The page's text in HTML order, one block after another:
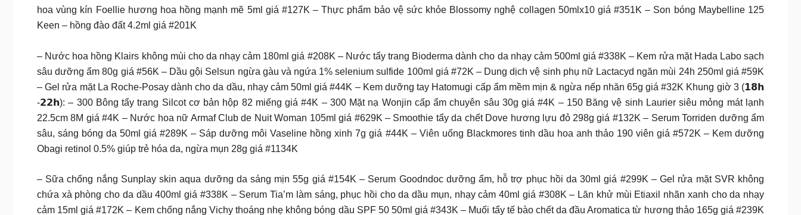
hoa vùng kín Foellie hương hoa hồng mạnh mẽ 5ml giá #127K – Thực phẩm bảo vệ sức khỏe Blossomy nghệ collagen 50mlx10 giá #351K – Son bóng Maybelline 125
Keen – hồng đào đất 4.2ml giá #201K
– Nước hoa hồng Klairs không mùi cho da nhạy cảm 180ml giá #208K – Nước tẩy trang Bioderma dành cho da nhạy cảm 500ml giá #338K – Kem rửa mặt Hada Labo sạch
sâu dưỡng ẩm 80g giá #56K – Dầu gội Selsun ngừa gàu và ngứa 1% selenium sulfide 100ml giá #72K – Dung dịch vệ sinh phụ nữ Lactacyd ngăn mùi 24h 250ml giá #59K
– Gel rửa mặt La Roche-Posay dành cho da dầu, nhạy cảm 50ml giá #44K – Kem dưỡng tay Hatomugi cấp ẩm mềm mịn & ngừa nếp nhăn 65g giá #32K Khung giờ 3 (𝟭𝟴𝗵
-𝟮𝟮𝗵): – 300 Bông tẩy trang Silcot cơ bản hộp 82 miếng giá #4K – 300 Mặt nạ Wonjin cấp ẩm chuyên sâu 30g giá #4K – 150 Băng vệ sinh Laurier siêu mỏng mát lạnh
22.5cm 8M giá #4K – Nước hoa nữ Armaf Club de Nuit Woman 105ml giá #629K – Smoothie tẩy da chết Dove hương lựu đỏ 298g giá #132K – Serum Torriden dưỡng ẩm
sâu, sáng bóng da 50ml giá #289K – Sáp dưỡng môi Vaseline hồng xinh 7g giá #44K – Viên uống Blackmores tinh dầu hoa anh thảo 190 viên giá #572K – Kem dưỡng
Obagi retinol 0.5% giúp trẻ hóa da, ngừa mụn 28g giá #1134K
– Sữa chống nắng Sunplay skin aqua dưỡng da sáng mịn 55g giá #154K – Serum Goodndoc dưỡng ẩm, hỗ trợ phục hồi da 30ml giá #299K – Gel rửa mặt SVR không
chứa xà phòng cho da dầu 400ml giá #338K – Serum Tia’m làm sáng, phục hồi cho da dầu mụn, nhạy cảm 40ml giá #308K – Lăn khử mùi Etiaxil nhãn xanh cho da nhạy
cảm 15ml giá #172K – Kem chống nắng Vichy thoáng nhẹ không bóng dầu SPF 50 50ml giá #343K – Muối tẩy tế bào chết da đầu Aromatica từ hương thảo 165g giá #239K